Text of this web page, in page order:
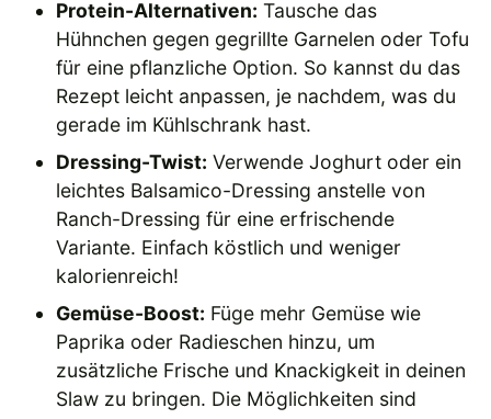
Protein-Alternativen: Tausche das
Hühnchen gegen gegrillte Garnelen oder Tofu
für eine pflanzliche Option. So kannst du das
Rezept leicht anpassen, je nachdem, was du
gerade im Kühlschrank hast.
Dressing-Twist: Verwende Joghurt oder ein
leichtes Balsamico-Dressing anstelle von
Ranch-Dressing für eine erfrischende
Variante. Einfach köstlich und weniger
kalorienreich!
Gemüse-Boost: Füge mehr Gemüse wie
Paprika oder Radieschen hinzu, um
zusätzliche Frische und Knackigkeit in deinen
Slaw zu bringen. Die Möglichkeiten sind